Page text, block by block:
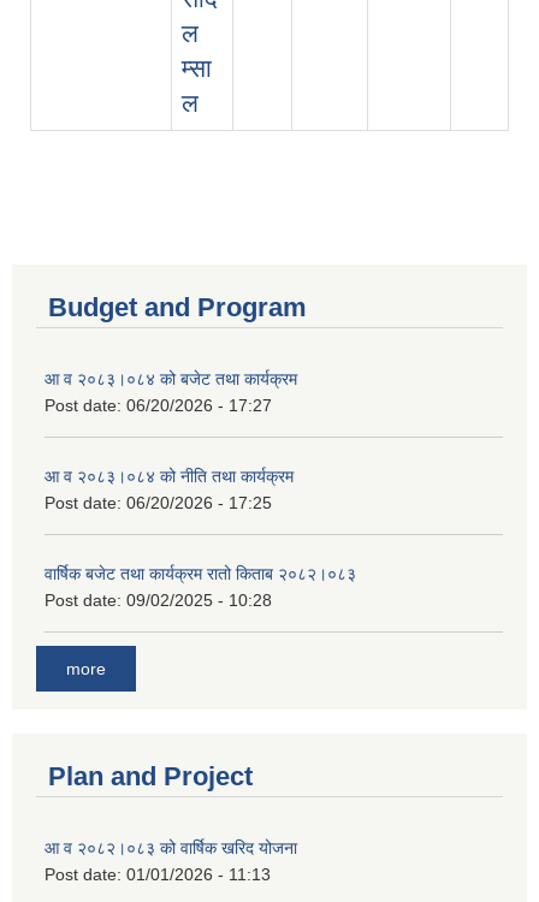
ल
म्सा
ल
Budget and Program
आ व २०८३।०८४ को बजेट तथा कार्यक्रम
Post date: 06/20/2026 - 17:27
आ व २०८३।०८४ को नीति तथा कार्यक्रम
Post date: 06/20/2026 - 17:25
वार्षिक बजेट तथा कार्यक्रम रातो किताब २०८२।०८३
Post date: 09/02/2025 - 10:28
more
Plan and Project
आ व २०८२।०८३ को वार्षिक खरिद योजना
Post date: 01/01/2026 - 11:13